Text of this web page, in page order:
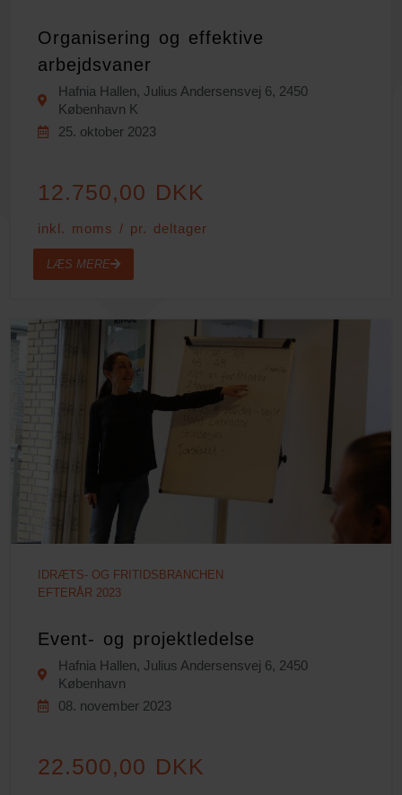
Organisering og effektive
arbejdsvaner
Hafnia Hallen, Julius Andersensvej 6, 2450
København K
25. oktober 2023
12.750,00 DKK
inkl. moms / pr. deltager
LÆS MERE
IDRÆTS- OG FRITIDSBRANCHEN
EFTERÅR 2023
Event- og projektledelse
Hafnia Hallen, Julius Andersensvej 6, 2450
København
08. november 2023
22.500,00 DKK